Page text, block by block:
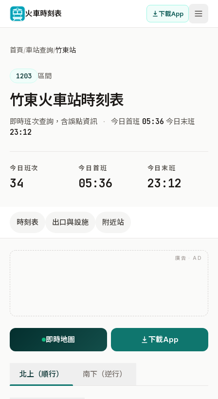
火車時刻表 下載App
首頁/車站查詢/竹東站
1203 區間
竹東火車站時刻表
即時班次查詢，含誤點資訊 · 今日首班 05:36 今日末班
23:12
今日班次
34
今日首班
05:36
今日末班
23:12
時刻表 出口與設施 附近站
廣告 · AD
即時地圖 下載App
北上（順行） 南下（逆行）